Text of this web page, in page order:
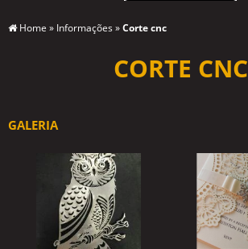
Home » Informações »Corte cnc
CORTE CNC
GALERIA